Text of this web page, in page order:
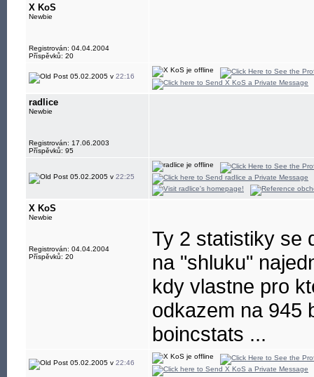
X KoS
Newbie
Registrován: 04.04.2004
Příspěvků: 20
05.02.2005 v 22:16
radlice
Newbie
Registrován: 17.06.2003
Příspěvků: 95
05.02.2005 v 22:25
X KoS
Newbie
Registrován: 04.04.2004
Příspěvků: 20
Ty 2 statistiky se
na "shluku"
kdy vlastne pro
odkazem na 945
boincstats ...
05.02.2005 v 22:46